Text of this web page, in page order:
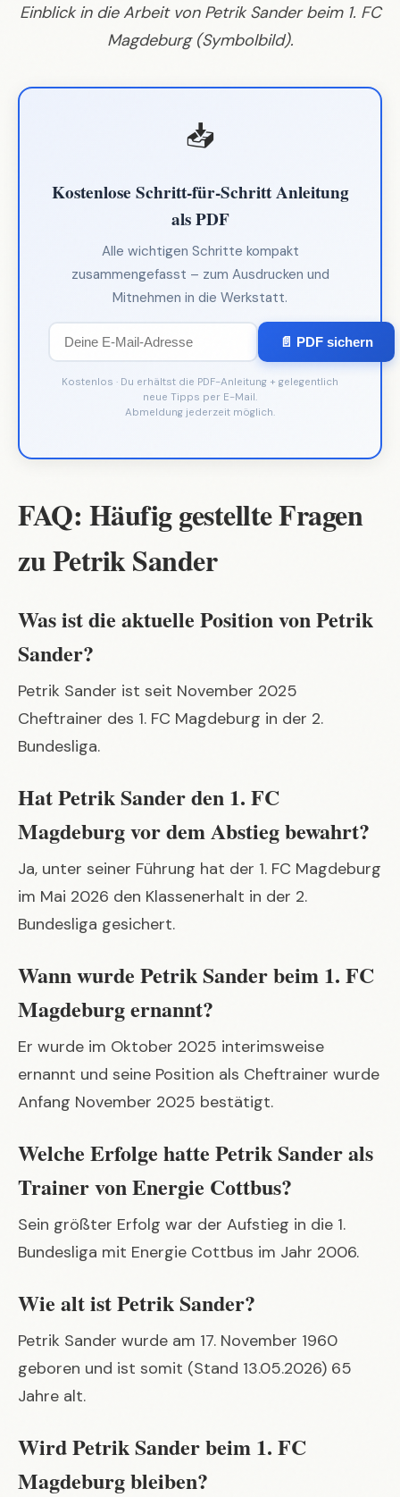
Einblick in die Arbeit von Petrik Sander beim 1. FC
Magdeburg (Symbolbild).
📥
Kostenlose Schritt-für-Schritt Anleitung
als PDF
Alle wichtigen Schritte kompakt
zusammengefasst – zum Ausdrucken und
Mitnehmen in die Werkstatt.
📄 PDF sichern
Kostenlos · Du erhältst die PDF-Anleitung + gelegentlich
neue Tipps per E-Mail.
Abmeldung jederzeit möglich.
FAQ: Häufig gestellte Fragen
zu Petrik Sander
Was ist die aktuelle Position von Petrik
Sander?
Petrik Sander ist seit November 2025
Cheftrainer des 1. FC Magdeburg in der 2.
Bundesliga.
Hat Petrik Sander den 1. FC
Magdeburg vor dem Abstieg bewahrt?
Ja, unter seiner Führung hat der 1. FC Magdeburg
im Mai 2026 den Klassenerhalt in der 2.
Bundesliga gesichert.
Wann wurde Petrik Sander beim 1. FC
Magdeburg ernannt?
Er wurde im Oktober 2025 interimsweise
ernannt und seine Position als Cheftrainer wurde
Anfang November 2025 bestätigt.
Welche Erfolge hatte Petrik Sander als
Trainer von Energie Cottbus?
Sein größter Erfolg war der Aufstieg in die 1.
Bundesliga mit Energie Cottbus im Jahr 2006.
Wie alt ist Petrik Sander?
Petrik Sander wurde am 17. November 1960
geboren und ist somit (Stand 13.05.2026) 65
Jahre alt.
Wird Petrik Sander beim 1. FC
Magdeburg bleiben?